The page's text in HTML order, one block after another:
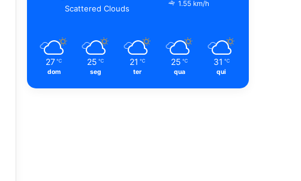
Scattered Clouds
1.55 km/h
27 ℃
dom
25 ℃
seg
21 ℃
ter
25 ℃
qua
31 ℃
qui